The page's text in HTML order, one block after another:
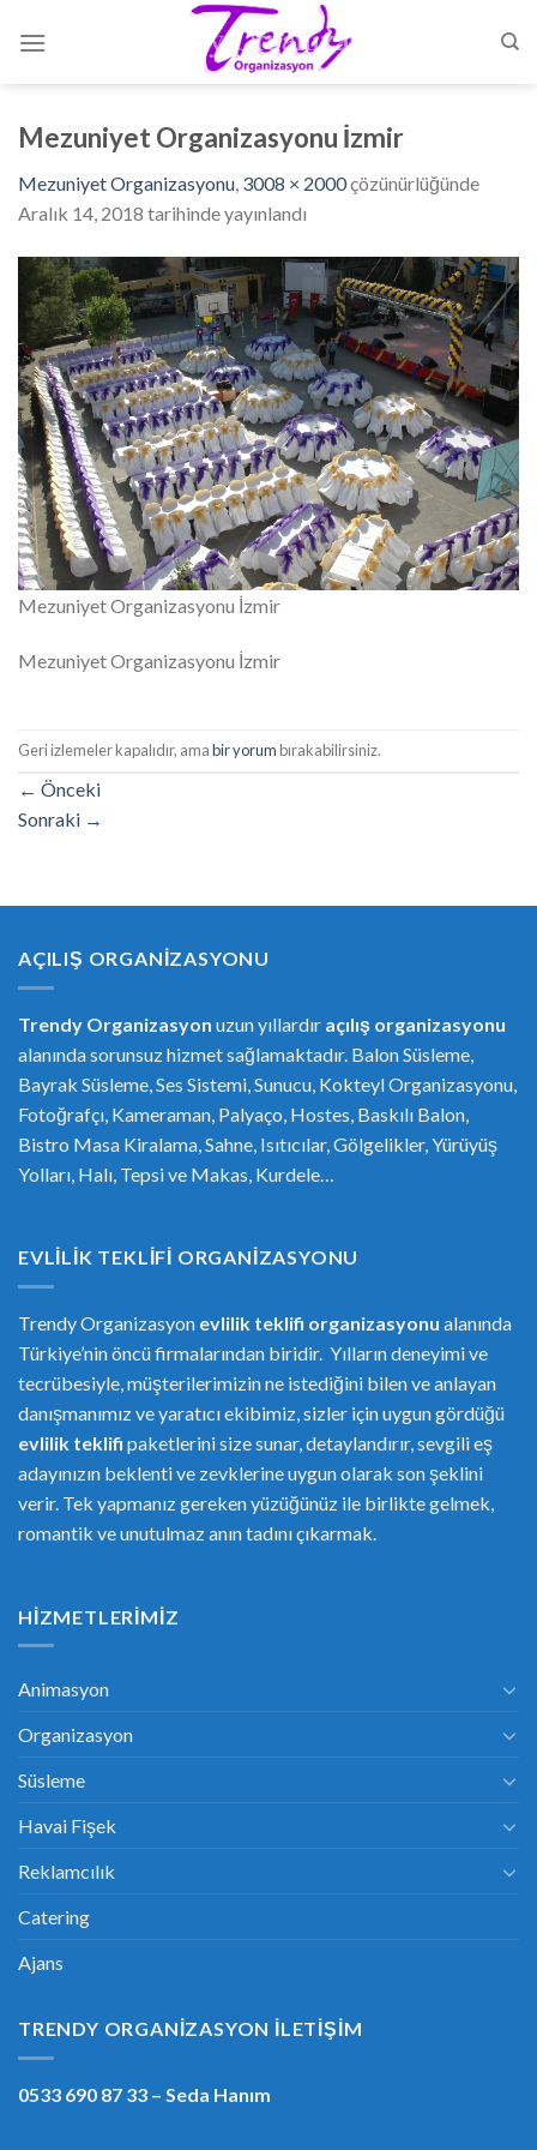
Mezuniyet Organizasyonu İzmir
Mezuniyet Organizasyonu, 3008 × 2000çözünürlüğünde
Aralık 14, 2018 tarihinde yayınlandı
Mezuniyet Organizasyonu İzmir
Mezuniyet Organizasyonu İzmir
Geri izlemeler kapalıdır, amabir yorumbırakabilirsiniz.
← Önceki
Sonraki →
AÇILIŞ ORGANIZASYONU
Trendy Organizasyon uzun yıllardır açılış organizasyonu
alanında sorunsuz hizmet sağlamaktadır. Balon Süsleme,
Bayrak Süsleme, Ses Sistemi, Sunucu, Kokteyl Organizasyonu,
Fotoğrafçı, Kameraman, Palyaço, Hostes, Baskılı Balon,
Bistro Masa Kiralama, Sahne, Isıtıcılar, Gölgelikler, Yürüyüş
Yolları, Halı, Tepsi ve Makas, Kurdele…
EVLILIK TEKLIFI ORGANIZASYONU
Trendy Organizasyon evlilik teklifi organizasyonu alanında
Türkiye’nin öncü firmalarından biridir. Yılların deneyimi ve
tecrübesiyle, müşterilerimizin ne istediğini bilen ve anlayan
danışmanımız ve yaratıcı ekibimiz, sizler için uygun gördüğü
evlilik teklifi paketlerini size sunar, detaylandırır, sevgili eş
adayınızın beklenti ve zevklerine uygun olarak son şeklini
verir. Tek yapmanız gereken yüzüğünüz ile birlikte gelmek,
romantik ve unutulmaz anın tadını çıkarmak.
HIZMETLERIMIZ
Animasyon
Organizasyon
Süsleme
Havai Fişek
Reklamcılık
Catering
Ajans
TRENDY ORGANIZASYON İLETIŞIM
0533 690 87 33 – Seda Hanım